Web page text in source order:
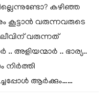
കഴിഞ്ഞ
കൂട്ടാൻ വരുന്നവരുടെ
വരുന്നത്
.. അളിയന്മാർ .. ഭാര്യ..
ആർക്കും……